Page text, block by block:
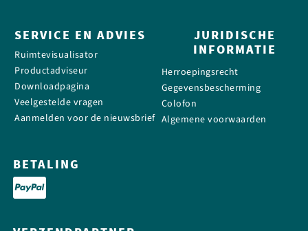
SERVICE EN ADVIES
Ruimtevisualisator
Productadviseur
Downloadpagina
Veelgestelde vragen
Aanmelden voor de nieuwsbrief
JURIDISCHE
INFORMATIE
Herroepingsrecht
Gegevensbescherming
Colofon
Algemene voorwaarden
BETALING